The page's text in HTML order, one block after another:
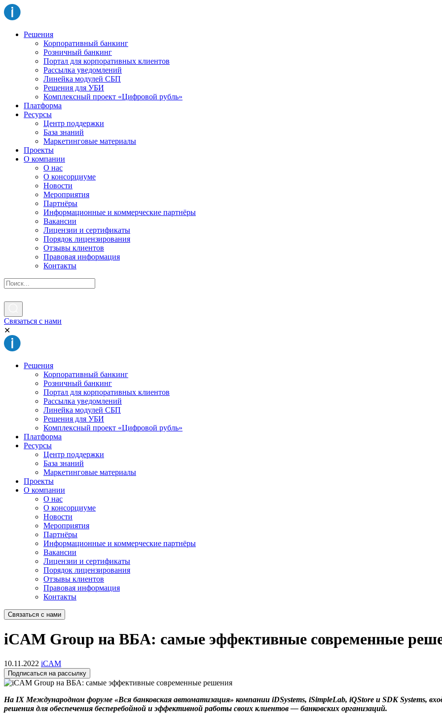
Решения
Корпоративный банкинг
Розничный банкинг
Портал для корпоративных клиентов
Рассылка уведомлений
Линейка модулей СБП
Решения для УБИ
Комплексный проект «Цифровой рубль»
Платформа
Ресурсы
Центр поддержки
База знаний
Маркетинговые материалы
Проекты
О компании
О нас
О консорциуме
Новости
Мероприятия
Партнёры
Информационные и коммерческие партнёры
Вакансии
Лицензии и сертификаты
Порядок лицензирования
Отзывы клиентов
Правовая информация
Контакты
Связаться с нами
✕
Решения
Корпоративный банкинг
Розничный банкинг
Портал для корпоративных клиентов
Рассылка уведомлений
Линейка модулей СБП
Решения для УБИ
Комплексный проект «Цифровой рубль»
Платформа
Ресурсы
Центр поддержки
База знаний
Маркетинговые материалы
Проекты
О компании
О нас
О консорциуме
Новости
Мероприятия
Партнёры
Информационные и коммерческие партнёры
Вакансии
Лицензии и сертификаты
Порядок лицензирования
Отзывы клиентов
Правовая информация
Контакты
Связаться с нами
iCAM Group на ВБА: самые эффективные современные
10.11.2022 iCAM
Подписаться на рассылку
На IX Международном форуме «Вся банковская автоматизация» компании iDSystems, iSimpleLab, iQStore и SDK Systems,
решения для обеспечения бесперебойной и эффективной работы своих клиентов — банковских организаций.